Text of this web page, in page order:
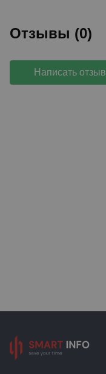
Отзывы (0)
Написать отзыв